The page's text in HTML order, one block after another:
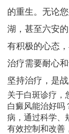
的重生。无论
湖，甚至六安
有积极的心态
治疗需要耐心
坚持治疗，是
关于白斑诊疗，
白癜风能治好吗
病，通过科学、
有效控制和改善